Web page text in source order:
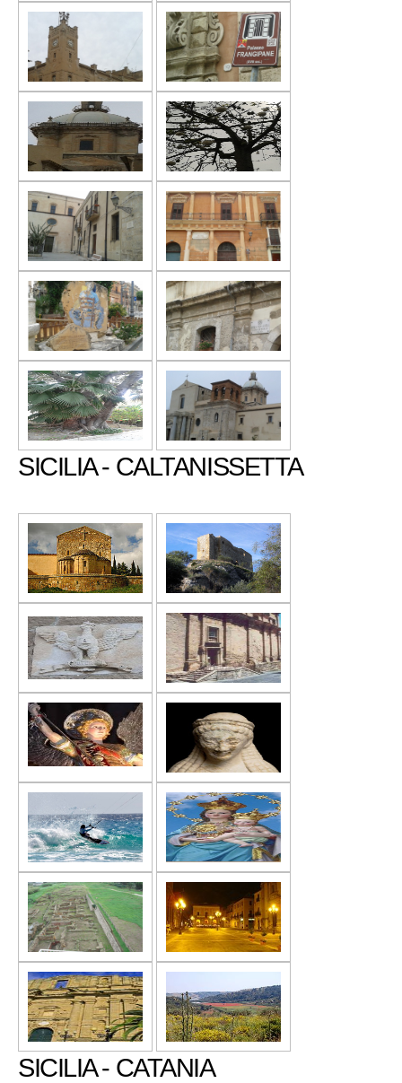
SICILIA - CALTANISSETTA
SICILIA - CATANIA